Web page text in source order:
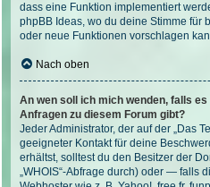
dass eine Funktion implementiert
phpBB Ideas, wo du deine Stimme für
oder neue Funktionen vorschlagen
Nach oben
An wen soll ich mich wenden, falls
Anfragen zu diesem Forum gibt?
Jeder Administrator, der auf der „Das
geeigneter Kontakt für deine
erhältst, solltest du den Besitzer der
„WHOIS“-Abfrage durch) oder — falls